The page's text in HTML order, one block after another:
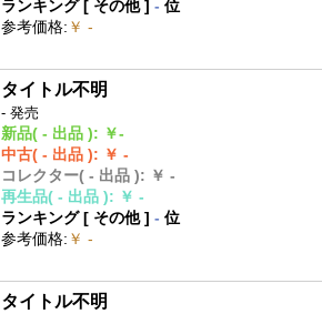
ランキング [ その他]- 位
参考価格: ￥ -
タイトル不明
- 発売
新品( - 出品 ): ￥-
中古( - 出品 ): ￥ -
コレクター( - 出品 ): ￥ -
再生品( - 出品 ): ￥ -
ランキング [ その他]- 位
参考価格: ￥ -
タイトル不明